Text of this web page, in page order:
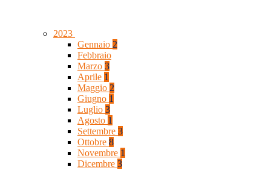
2023
Gennaio 2
Febbraio
Marzo 3
Aprile 1
Maggio 2
Giugno 1
Luglio 3
Agosto 1
Settembre 3
Ottobre 8
Novembre 1
Dicembre 3